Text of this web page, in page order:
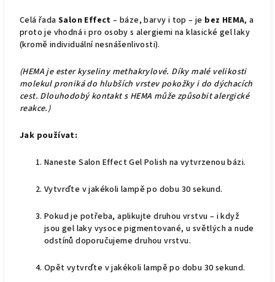
Celá řada Salon Effect – báze, barvy i top – je bez HEMA, a
proto je vhodná i pro osoby s alergiemi na klasické gel laky
(kromě individuální nesnášenlivosti).
(HEMA je ester kyseliny methakrylové. Díky malé velikosti
molekul proniká do hlubších vrstev pokožky i do dýchacích
cest. Dlouhodobý kontakt s HEMA může způsobit alergické
reakce.)
Jak používat:
Naneste Salon Effect Gel Polish na vytvrzenou bázi.
Vytvrďte v jakékoli lampě po dobu 30 sekund.
Pokud je potřeba, aplikujte druhou vrstvu – i když
jsou gel laky vysoce pigmentované, u světlých a nude
odstínů doporučujeme druhou vrstvu.
Opět vytvrďte v jakékoli lampě po dobu 30 sekund.